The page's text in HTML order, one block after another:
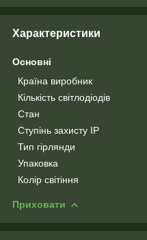
Характеристики
Основні
Країна виробник
Кількість світлодіодів
Стан
Ступінь захисту IP
Тип гірлянди
Упаковка
Колір світіння
Приховати